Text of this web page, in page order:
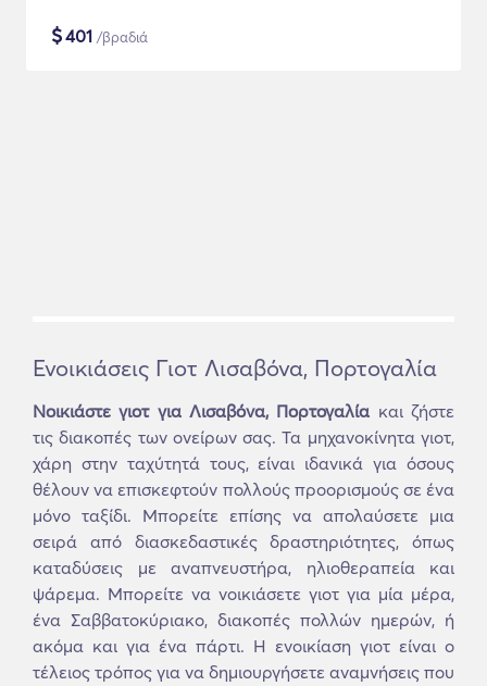
$401 /βραδιά
Ενοικιάσεις Γιοτ Λισαβόνα, Πορτογαλία
Νοικιάστε γιοτ για Λισαβόνα, Πορτογαλία και ζήστε
τις διακοπές των ονείρων σας. Τα μηχανοκίνητα γιοτ,
χάρη στην ταχύτητά τους, είναι ιδανικά για όσους
θέλουν να επισκεφτούν πολλούς προορισμούς σε ένα
μόνο ταξίδι. Μπορείτε επίσης να απολαύσετε μια
σειρά από διασκεδαστικές δραστηριότητες, όπως
καταδύσεις με αναπνευστήρα, ηλιοθεραπεία και
ψάρεμα. Μπορείτε να νοικιάσετε γιοτ για μία μέρα,
ένα Σαββατοκύριακο, διακοπές πολλών ημερών, ή
ακόμα και για ένα πάρτι. Η ενοικίαση γιοτ είναι ο
τέλειος τρόπος για να δημιουργήσετε αναμνήσεις που